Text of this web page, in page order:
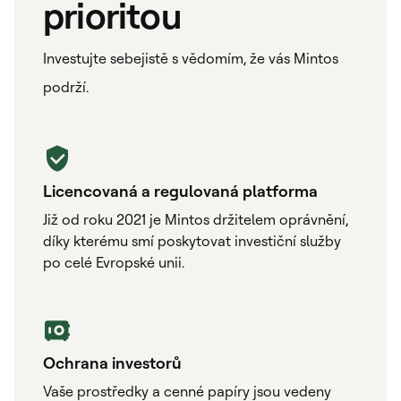
prioritou
Investujte sebejistě s vědomím, že vás Mintos
podrží.
Licencovaná a regulovaná platforma
Již od roku 2021 je Mintos držitelem oprávnění,
díky kterému smí poskytovat investiční služby
po celé Evropské unii.
Ochrana investorů
Vaše prostředky a cenné papíry jsou vedeny